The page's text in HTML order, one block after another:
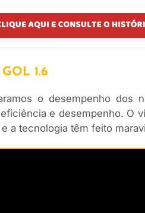
1.6
o desempenho
e desempenho. O
a tecnologia têm feito